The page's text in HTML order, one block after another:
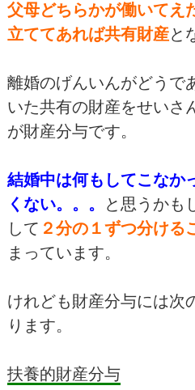
父母どちらかが働いてえ
立ててあれば共有財産と
離婚のげんいんがどうで
いた共有の財産をせいさ
が財産分与です。
結婚中は何もしてこなか
くない。。。
と思うかも
して ２分の１ずつ分ける
まっています。
けれども財産分与には次
ります。
扶養的財産分与